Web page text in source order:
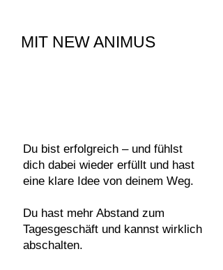
MIT NEW ANIMUS
Du bist erfolgreich – und fühlst
dich dabei wieder erfüllt und hast
eine klare Idee von deinem Weg.
Du hast mehr Abstand zum
Tagesgeschäft und kannst wirklich
abschalten.